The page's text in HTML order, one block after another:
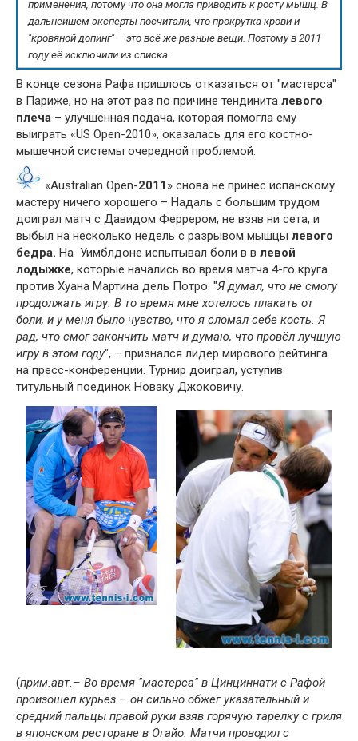
применения, потому что она могла приводить к росту мышц. В
дальнейшем эксперты посчитали, что прокрутка крови и
"кровяной допинг" – это всё же разные вещи. Поэтому в 2011
году её исключили из списка.
В конце сезона Рафа пришлось отказаться от "мастерса"
в Париже, но на этот раз по причине тендинита левого
плеча – улучшенная подача, которая помогла ему
выиграть «US Open-2010», оказалась для его костно-
мышечной системы очередной проблемой.
«Australian Open-2011 » снова не принёс испанскому
мастеру ничего хорошего – Надаль с большим трудом
доиграл матч с Давидом Феррером, не взяв ни сета, и
выбыл на несколько недель с разрывом мышцы левого
бедра. На Уимблдоне испытывал боли в в левой
лодыжке, которые начались во время матча 4-го круга
против Хуана Мартина дель Потро. "Я думал, что не смогу
продолжать игру. В то время мне хотелось плакать от
боли, и у меня было чувство, что я сломал себе кость. Я
рад, что смог закончить матч и думаю, что провёл лучшую
игру в этом году", – признался лидер мирового рейтинга
на пресс-конференции. Турнир доиграл, уступив
титульный поединок Новаку Джоковичу.
(прим.авт.– Во время "мастерса" в Цинциннати с Рафой
произошёл курьёз – он сильно обжёг указательный и
средний пальцы правой руки взяв горячую тарелку с гриля
в японском ресторане в Огайо. Матчи проводил с